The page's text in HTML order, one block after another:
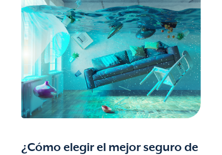
¿Cómo elegir el mejor seguro de